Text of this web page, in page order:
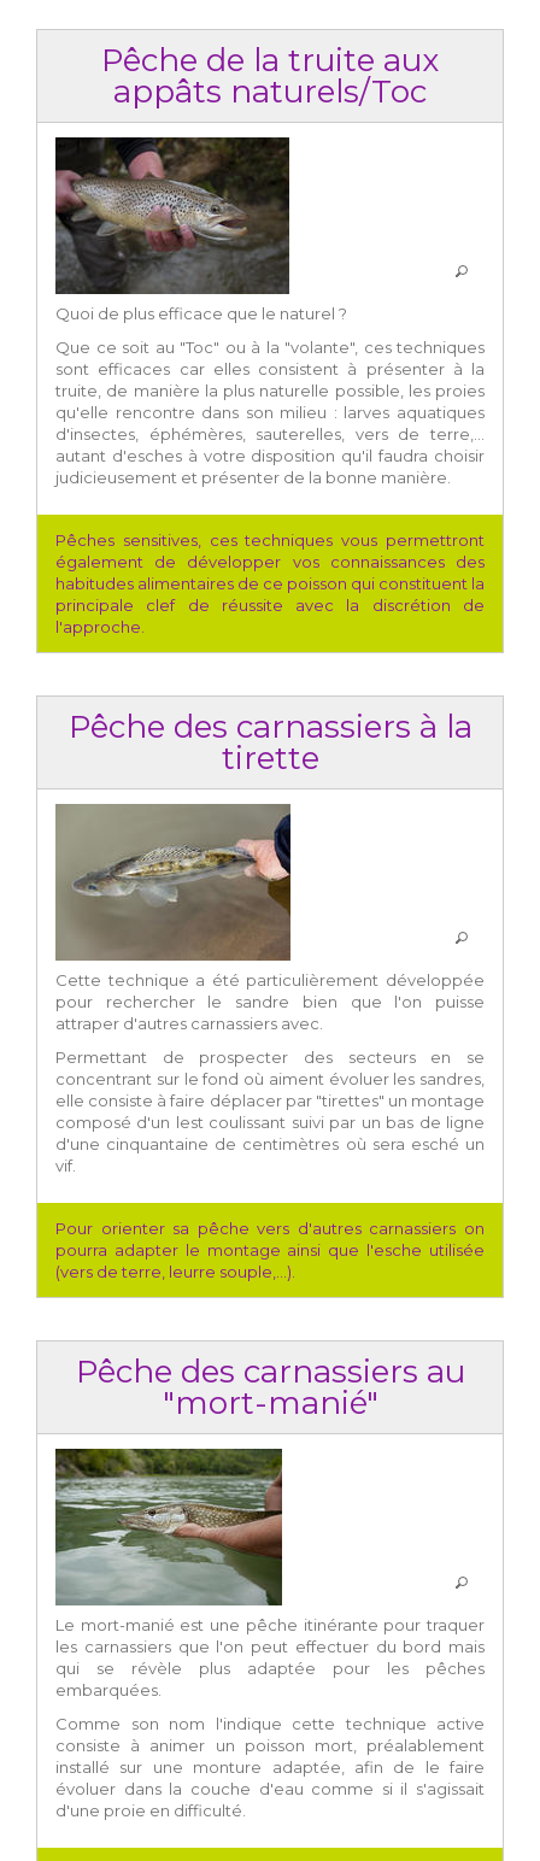
Pêche de la truite aux
appâts naturels/Toc
Quoi de plus efficace que le naturel ?
Que ce soit au "Toc" ou à la "volante", ces techniques
sont efficaces car elles consistent à présenter à la
truite, de manière la plus naturelle possible, les proies
qu'elle rencontre dans son milieu : larves aquatiques
d'insectes, éphémères, sauterelles, vers de terre,...
autant d'esches à votre disposition qu'il faudra choisir
judicieusement et présenter de la bonne manière.
Pêches sensitives, ces techniques vous permettront
également de développer vos connaissances des
habitudes alimentaires de ce poisson qui constituent la
principale clef de réussite avec la discrétion de
l'approche.
Pêche des carnassiers à la
tirette
Cette technique a été particulièrement développée
pour rechercher le sandre bien que l'on puisse
attraper d'autres carnassiers avec.
Permettant de prospecter des secteurs en se
concentrant sur le fond où aiment évoluer les sandres,
elle consiste à faire déplacer par "tirettes" un montage
composé d'un lest coulissant suivi par un bas de ligne
d'une cinquantaine de centimètres où sera esché un
vif.
Pour orienter sa pêche vers d'autres carnassiers on
pourra adapter le montage ainsi que l'esche utilisée
(vers de terre, leurre souple,...).
Pêche des carnassiers au
"mort-manié"
Le mort-manié est une pêche itinérante pour traquer
les carnassiers que l'on peut effectuer du bord mais
qui se révèle plus adaptée pour les pêches
embarquées.
Comme son nom l'indique cette technique active
consiste à animer un poisson mort, préalablement
installé sur une monture adaptée, afin de le faire
évoluer dans la couche d'eau comme si il s'agissait
d'une proie en difficulté.